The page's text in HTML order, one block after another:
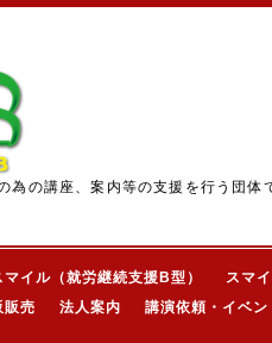
の講座、案内等の支援を行う団体
イル（就労継続支援B型）
スマ
販売 法人案内 講演依頼・イベン